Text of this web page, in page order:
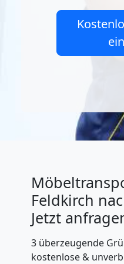
Feldkirch
Jetzt
3 überzeugende
kostenlose &